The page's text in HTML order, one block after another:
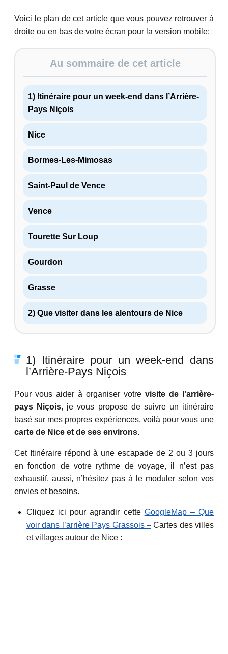
Voici le plan de cet article que vous pouvez retrouver à
droite ou en bas de votre écran pour la version mobile:
Au sommaire de cet article
1) Itinéraire pour un week-end dans l’Arrière-
Pays Niçois
Nice
Bormes-Les-Mimosas
Saint-Paul de Vence
Vence
Tourette Sur Loup
Gourdon
Grasse
2) Que visiter dans les alentours de Nice
1) Itinéraire pour un week-end dans
l’Arrière-Pays Niçois
Pour vous aider à organiser votre visite de l’arrière-
pays Niçois, je vous propose de suivre un itinéraire
basé sur mes propres expériences, voilà pour vous une
carte de Nice et de ses environs.
Cet Itinéraire répond à une escapade de 2 ou 3 jours
en fonction de votre rythme de voyage, il n’est pas
exhaustif, aussi, n’hésitez pas à le moduler selon vos
envies et besoins.
Cliquez ici pour agrandir cette GoogleMap – Que
voir dans l’arrière Pays Grassois –Cartes des villes
et villages autour de Nice :